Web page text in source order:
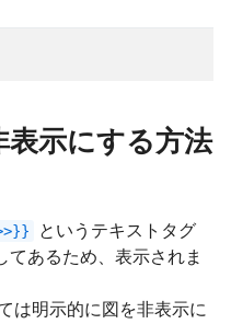
表示にする方法
というテキストタグ
てあるため、表示されま
は明示的に図を非表示に